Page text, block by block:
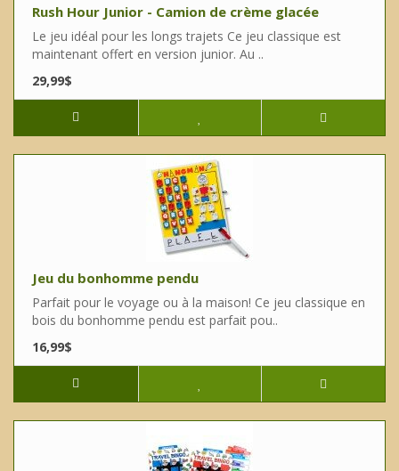
Rush Hour Junior - Camion de crème glacée
Le jeu idéal pour les longs trajets Ce jeu classique est
maintenant offert en version junior. Au ..
29,99$
Jeu du bonhomme pendu
Parfait pour le voyage ou à la maison! Ce jeu classique en
bois du bonhomme pendu est parfait pou..
16,99$